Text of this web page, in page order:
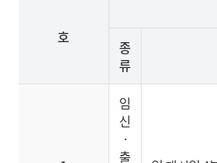
호
종
류
임
신
·
출